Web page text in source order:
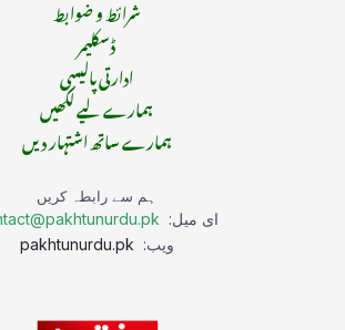
شرائط و ضوابط
ڈسکلیمر
ادارتی پالیسی
ہمارے لیے لکھیں
ہمارے ساتھ اشتہار دیں
ہم سے رابطہ کریں
ای میل:
ویب: